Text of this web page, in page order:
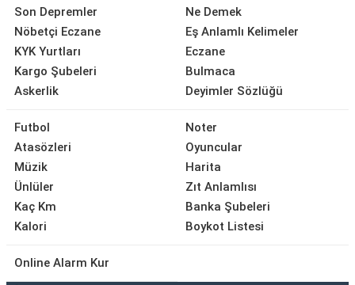
Son Depremler
Nöbetçi Eczane
KYK Yurtları
Kargo Şubeleri
Askerlik
Ne Demek
Eş Anlamlı Kelimeler
Eczane
Bulmaca
Deyimler Sözlüğü
Futbol
Atasözleri
Müzik
Ünlüler
Kaç Km
Kalori
Noter
Oyuncular
Harita
Zıt Anlamlısı
Banka Şubeleri
Boykot Listesi
Online Alarm Kur